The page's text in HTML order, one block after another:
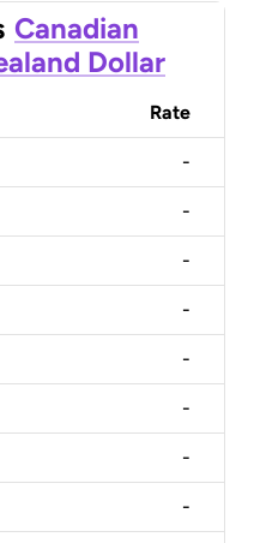
Canadian
Dollar
Rate
-
-
-
-
-
-
-
-